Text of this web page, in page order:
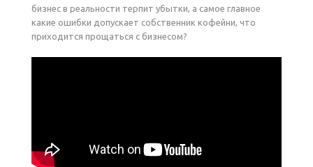
бизнес в реальности терпит убытки, а самое главное
какие ошибки допускает собственник кофейни, что
приходится прощаться с бизнесом?